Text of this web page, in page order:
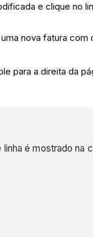
e clique no
nova fatura com
para a direita da
é mostrado na